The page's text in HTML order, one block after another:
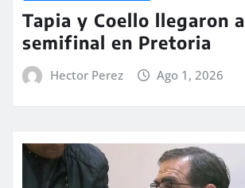
Tapia y Coello llegaron
semifinal en Pretoria
Hector Perez Ago 1, 2026